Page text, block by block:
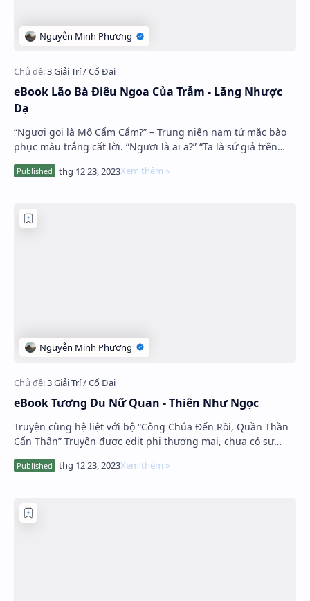
eBook Lão Bà Điêu Ngoa Của Trẫm - Lăng Nhược
Dạ
“Ngươi gọi là Mộ Cẩm Cẩm?” – Trung niên nam tử mặc bào
phục màu trắng cất lời. “Ngươi là ai a?” “Ta là sứ giả trên
thiên đường chủ quản s…
eBook Tương Du Nữ Quan - Thiên Như Ngọc
Truyện cùng hệ liệt với bộ “Công Chúa Đến Rồi, Quần Thần
Cẩn Thận” Truyện được edit phi thương mại, chưa có sự